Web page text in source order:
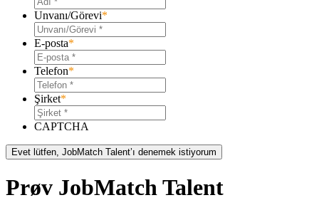
Unvanı/Görevi*
E-posta*
Telefon*
Şirket*
CAPTCHA
Evet lütfen, JobMatch Talent’ı denemek istiyorum
Prøv JobMatch Talent